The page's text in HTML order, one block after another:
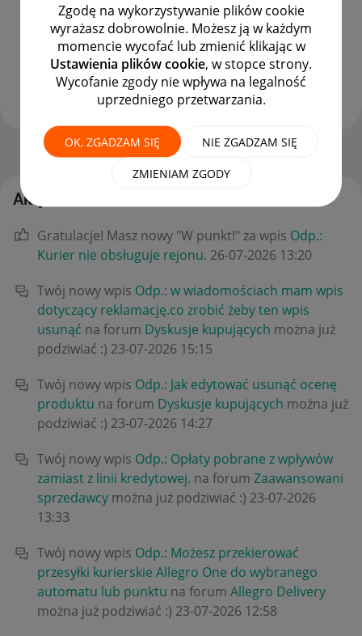
Zgodę na wykorzystywanie plików cookie
wyrażasz dobrowolnie. Możesz ją w każdym
momencie wycofać lub zmienić klikając w
Ustawienia plików cookie, w stopce strony.
Wycofanie zgody nie wpływa na legalność
uprzedniego przetwarzania.
OK, ZGADZAM SIĘ NIE ZGADZAM SIĘ
ZMIENIAM ZGODY
Wyświetl wszystkie
Strona Główna OPCJE
Aktywność nat_not
Gratulacje! Masz nowy "W punkt!" za wpis Odp.:
Kurier nie obsługuje rejonu. ‎26-07-2026 13:20
Twój nowy wpis Odp.: w wiadomościach mam wpis
dotyczący reklamację.co zrobić żeby ten wpis
usunąć na forum Dyskusje kupujących można już
podziwiać :) ‎23-07-2026 15:15
Twój nowy wpis Odp.: Jak edytować usunąć ocenę
produktu na forum Dyskusje kupujących można już
podziwiać :) ‎23-07-2026 14:27
Twój nowy wpis Odp.: Opłaty pobrane z wpływów
zamiast z linii kredytowej. na forum Zaawansowani
sprzedawcy można już podziwiać :) ‎23-07-2026
13:33
Twój nowy wpis Odp.: Możesz przekierować
przesyłki kurierskie Allegro One do wybranego
automatu lub punktu na forum Allegro Delivery
można już podziwiać :) ‎23-07-2026 12:58